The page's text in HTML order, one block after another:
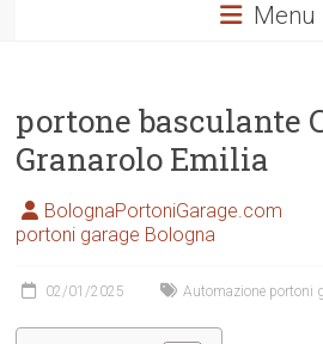
Menu
portone basculante
Granarolo Emilia
BolognaPortoniGarage.com
portoni garage Bologna
02/01/2025 Automazione portoni